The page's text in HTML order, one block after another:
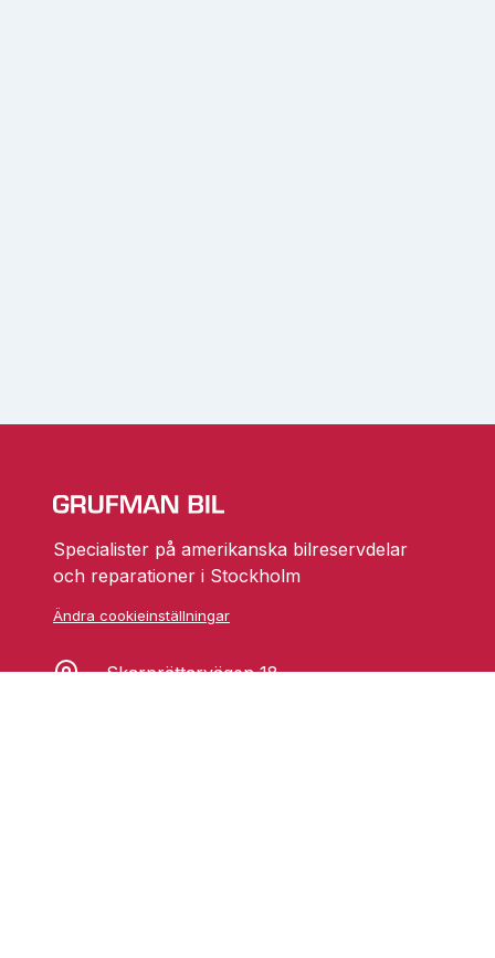
Specialister på amerikanska bilreservdelar
och reparationer i Stockholm
Ändra cookieinställningar
Skarprättarvägen 18